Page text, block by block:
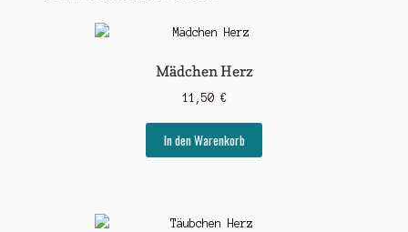
Mädchen Herz
11,50 €
In den Warenkorb